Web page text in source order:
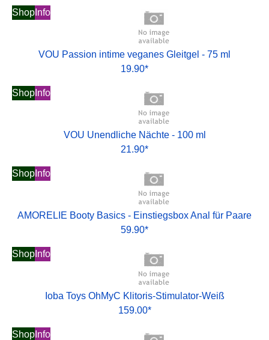
Shop Info
VOU Passion intime veganes Gleitgel - 75 ml
19.90*
Shop Info
VOU Unendliche Nächte - 100 ml
21.90*
Shop Info
AMORELIE Booty Basics - Einstiegsbox Anal für Paare
59.90*
Shop Info
Ioba Toys OhMyC Klitoris-Stimulator-Weiß
159.00*
Shop Info